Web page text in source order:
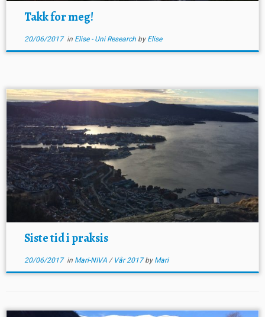
Takk for meg!
20/06/2017in Elise - Uni Research by Elise
Siste tid i praksis
20/06/2017in Mari-NIVA / Vår 2017by Mari